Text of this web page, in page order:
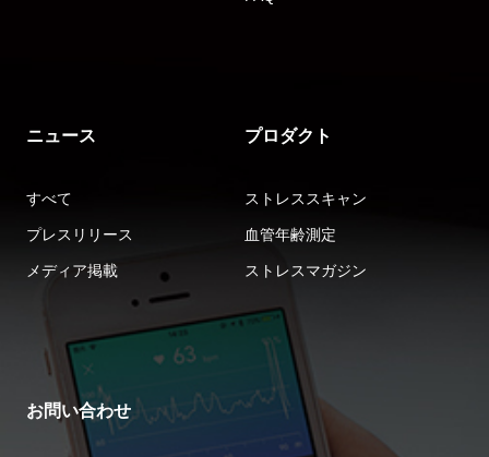
ニュース
すべて
プレスリリース
メディア掲載
プロダクト
ストレススキャン
血管年齢測定
ストレスマガジン
お問い合わせ